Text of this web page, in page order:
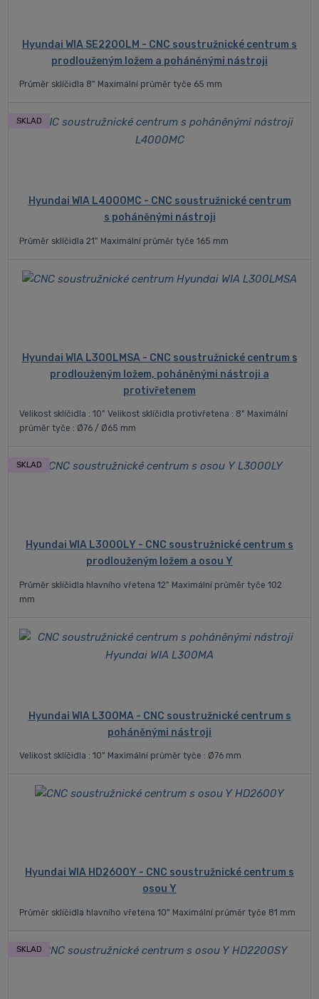
Hyundai WIA SE2200LM - CNC soustružnické centrum s
prodlouženým ložem a poháněnými nástroji
Průměr sklíčidla 8" Maximální průměr tyče 65 mm
Hyundai WIA L4000MC - CNC soustružnické centrum
s poháněnými nástroji
SKLAD
Průměr sklíčidla 21" Maximální průměr tyče 165 mm
Hyundai WIA L300LMSA - CNC soustružnické centrum s
prodlouženým ložem, poháněnými nástroji a
protivřetenem
Velikost sklíčidla : 10" Velikost sklíčidla protivřetena : 8" Maximální
průměr tyče : Ø76 / Ø65 mm
Hyundai WIA L3000LY - CNC soustružnické centrum s
prodlouženým ložem a osou Y
SKLAD
Průměr sklíčidla hlavního vřetena 12" Maximální průměr tyče 102
mm
Hyundai WIA L300MA - CNC soustružnické centrum s
poháněnými nástroji
Velikost sklíčidla : 10" Maximální průměr tyče : Ø76 mm
Hyundai WIA HD2600Y - CNC soustružnické centrum s
osou Y
Průměr sklíčidla hlavního vřetena 10" Maximální průměr tyče 81 mm
SKLAD